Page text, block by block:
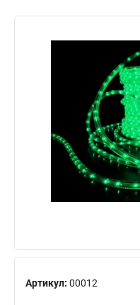
Артикул: 00012